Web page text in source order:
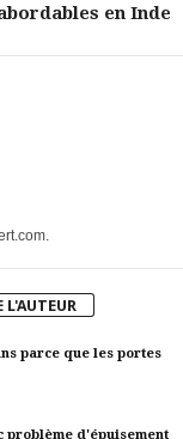
en Inde
L'AUTEUR
parce que les portes
problème d'épuisement